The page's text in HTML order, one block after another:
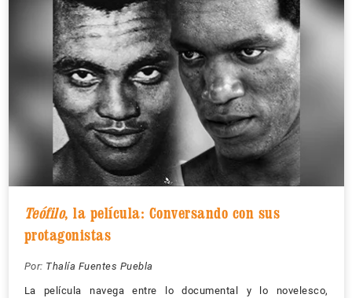
Teófilo, la película: Conversando con sus
protagonistas
Por: Thalía Fuentes Puebla
La película navega entre lo documental y lo novelesco,